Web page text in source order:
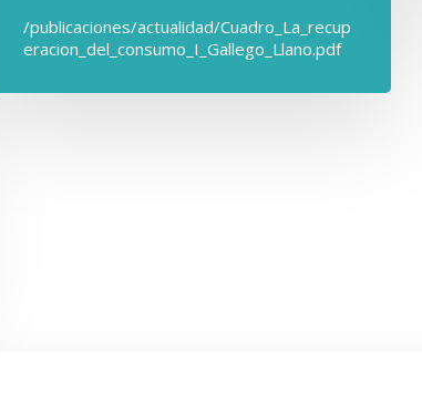
/publicaciones/actualidad/Cuadro_La_recup
eracion_del_consumo_I_Gallego_Llano.pdf